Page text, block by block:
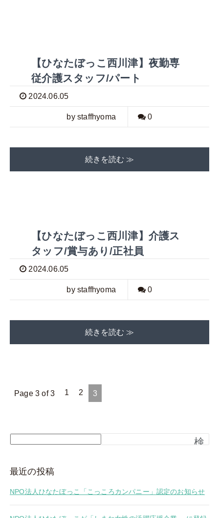
【ひなたぼっこ西川津】夜勤専
従介護スタッフ/パート
2024.06.05
by staffhyoma 0
続きを読む ≫
【ひなたぼっこ西川津】介護ス
タッフ/賞与あり/正社員
2024.06.05
by staffhyoma 0
続きを読む ≫
Page 3 of 3 1 2 3
検
最近の投稿
NPO法人ひなたぼっこ「こっころカンパニー」認定のお知らせ